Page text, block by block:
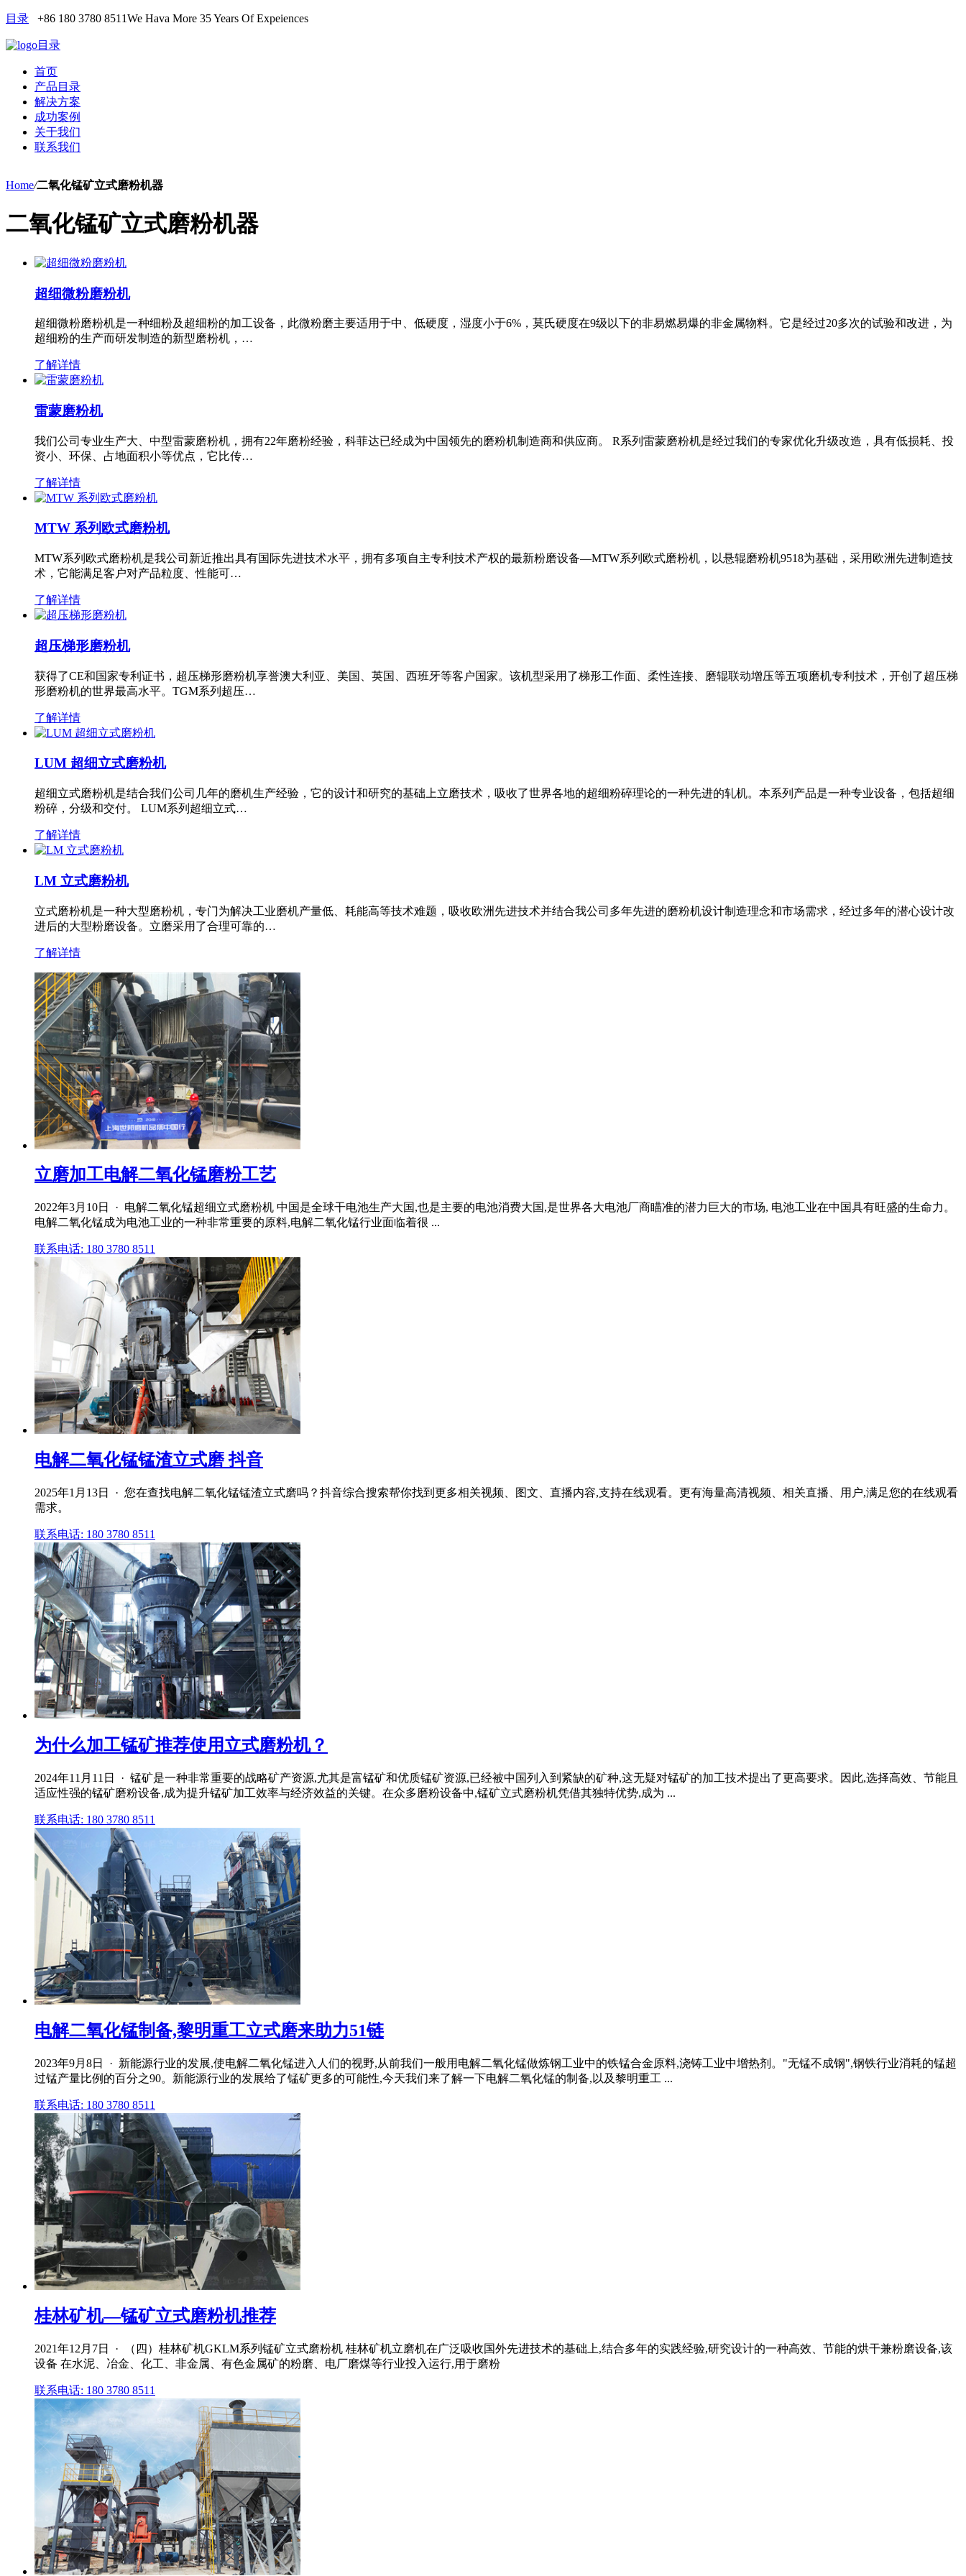
目录 +86 180 3780 8511We Hava More 35 Years Of Expeiences
目录
首页
产品目录
解决方案
成功案例
关于我们
联系我们
Home/二氧化锰矿立式磨粉机器
二氧化锰矿立式磨粉机器
超细微粉磨粉机
超细微粉磨粉机是一种细粉及超细粉的加工设备，此微粉磨主要适用于中、低硬度，湿度小于6%，莫氏硬度在9级以下的非易燃易爆的非金属物料。它是经过20多次的试验和改进，为
超细粉的生产而研发制造的新型磨粉机，…
了解详情
雷蒙磨粉机
我们公司专业生产大、中型雷蒙磨粉机，拥有22年磨粉经验，科菲达已经成为中国领先的磨粉机制造商和供应商。 R系列雷蒙磨粉机是经过我们的专家优化升级改造，具有低损耗、投
资小、环保、占地面积小等优点，它比传…
了解详情
MTW 系列欧式磨粉机
MTW系列欧式磨粉机是我公司新近推出具有国际先进技术水平，拥有多项自主专利技术产权的最新粉磨设备—MTW系列欧式磨粉机，以悬辊磨粉机9518为基础，采用欧洲先进制造技
术，它能满足客户对产品粒度、性能可…
了解详情
超压梯形磨粉机
获得了CE和国家专利证书，超压梯形磨粉机享誉澳大利亚、美国、英国、西班牙等客户国家。该机型采用了梯形工作面、柔性连接、磨辊联动增压等五项磨机专利技术，开创了超压梯
形磨粉机的世界最高水平。TGM系列超压…
了解详情
LUM 超细立式磨粉机
超细立式磨粉机是结合我们公司几年的磨机生产经验，它的设计和研究的基础上立磨技术，吸收了世界各地的超细粉碎理论的一种先进的轧机。本系列产品是一种专业设备，包括超细
粉碎，分级和交付。 LUM系列超细立式…
了解详情
LM 立式磨粉机
立式磨粉机是一种大型磨粉机，专门为解决工业磨机产量低、耗能高等技术难题，吸收欧洲先进技术并结合我公司多年先进的磨粉机设计制造理念和市场需求，经过多年的潜心设计改
进后的大型粉磨设备。立磨采用了合理可靠的…
了解详情
立磨加工电解二氧化锰磨粉工艺
2022年3月10日 · 电解二氧化锰超细立式磨粉机 中国是全球干电池生产大国,也是主要的电池消费大国,是世界各大电池厂商瞄准的潜力巨大的市场, 电池工业在中国具有旺盛的生命力。
电解二氧化锰成为电池工业的一种非常重要的原料,电解二氧化锰行业面临着很 ...
联系电话: 180 3780 8511
电解二氧化锰锰渣立式磨 抖音
2025年1月13日 · 您在查找电解二氧化锰锰渣立式磨吗？抖音综合搜索帮你找到更多相关视频、图文、直播内容,支持在线观看。更有海量高清视频、相关直播、用户,满足您的在线观看
需求。
联系电话: 180 3780 8511
为什么加工锰矿推荐使用立式磨粉机？
2024年11月11日 · 锰矿是一种非常重要的战略矿产资源,尤其是富锰矿和优质锰矿资源,已经被中国列入到紧缺的矿种,这无疑对锰矿的加工技术提出了更高要求。因此,选择高效、节能且
适应性强的锰矿磨粉设备,成为提升锰矿加工效率与经济效益的关键。在众多磨粉设备中,锰矿立式磨粉机凭借其独特优势,成为 ...
联系电话: 180 3780 8511
电解二氧化锰制备,黎明重工立式磨来助力51链
2023年9月8日 · 新能源行业的发展,使电解二氧化锰进入人们的视野,从前我们一般用电解二氧化锰做炼钢工业中的铁锰合金原料,浇铸工业中增热剂。"无锰不成钢",钢铁行业消耗的锰超
过锰产量比例的百分之90。新能源行业的发展给了锰矿更多的可能性,今天我们来了解一下电解二氧化锰的制备,以及黎明重工 ...
联系电话: 180 3780 8511
桂林矿机—锰矿立式磨粉机推荐
2021年12月7日 · （四）桂林矿机GKLM系列锰矿立式磨粉机 桂林矿机立磨机在广泛吸收国外先进技术的基础上,结合多年的实践经验,研究设计的一种高效、节能的烘干兼粉磨设备,该
设备 在水泥、冶金、化工、非金属、有色金属矿的粉磨、电厂磨煤等行业投入运行,用于磨粉
联系电话: 180 3780 8511